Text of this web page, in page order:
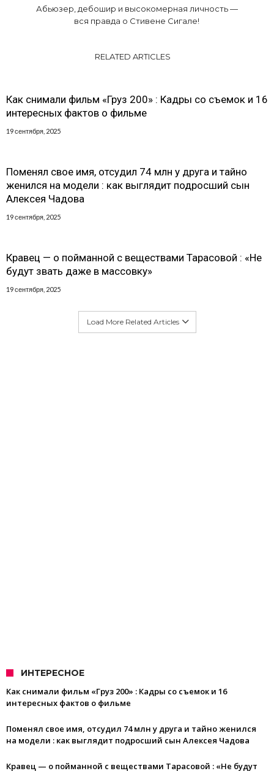
Абьюзер, дебошир и высокомерная личность —
вся правда о Стивене Сигале!
RELATED ARTICLES
Как снимали фильм «Груз 200» : Кадры со съемок и 16
интересных фактов о фильме
19 сентября, 2025
Поменял свое имя, отсудил 74 млн у друга и тайно
женился на модели : как выглядит подросший сын
Алексея Чадова
19 сентября, 2025
Кравец — о пойманной с веществами Тарасовой : «Не
будут звать даже в массовку»
19 сентября, 2025
Load More Related Articles
ИНТЕРЕСНОЕ
Как снимали фильм «Груз 200» : Кадры со съемок и 16
интересных фактов о фильме
Поменял свое имя, отсудил 74 млн у друга и тайно женился
на модели : как выглядит подросший сын Алексея Чадова
Кравец — о пойманной с веществами Тарасовой : «Не будут